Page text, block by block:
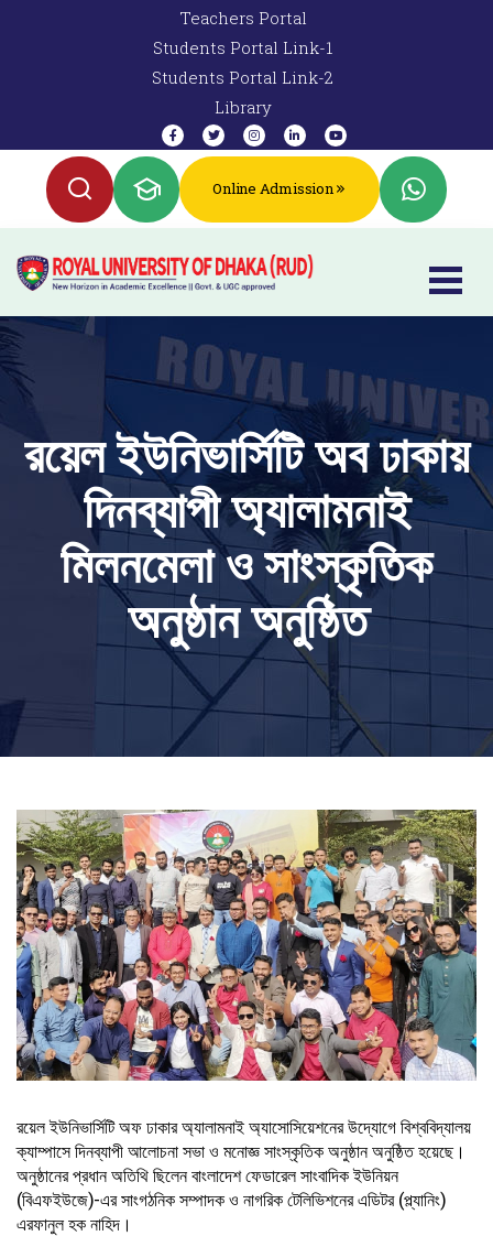
Teachers Portal
Students Portal Link-1
Students Portal Link-2
Library
Online Admission
রয়েল ইউনিভার্সিটি অব ঢাকায়
দিনব্যাপী অ্যালামনাই
মিলনমেলা ও সাংস্কৃতিক
অনুষ্ঠান অনুষ্ঠিত
রয়েল ইউনিভার্সিটি অফ ঢাকার অ্যালামনাই অ্যাসোসিয়েশনের উদ্যোগে বিশ্ববিদ্যালয়
ক্যাম্পাসে দিনব্যাপী আলোচনা সভা ও মনোজ্ঞ সাংস্কৃতিক অনুষ্ঠান অনুষ্ঠিত হয়েছে।
অনুষ্ঠানের প্রধান অতিথি ছিলেন বাংলাদেশ ফেডারেল সাংবাদিক ইউনিয়ন
(বিএফইউজে)-এর সাংগঠনিক সম্পাদক ও নাগরিক টেলিভিশনের এডিটর (প্ল্যানিং)
এরফানুল হক নাহিদ।